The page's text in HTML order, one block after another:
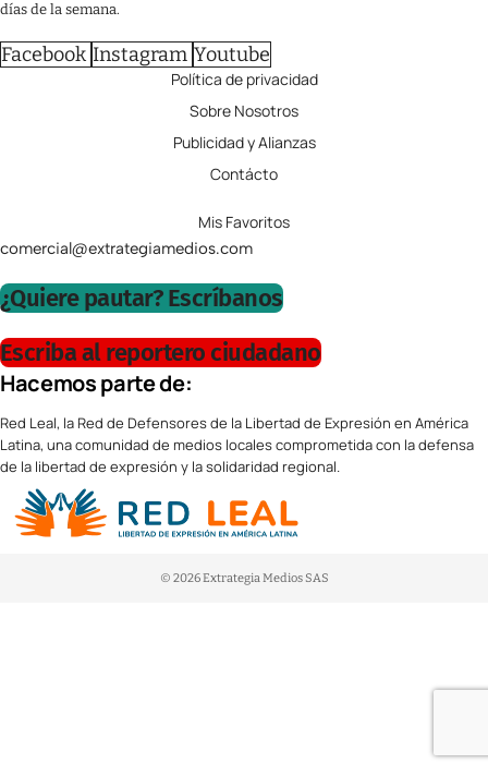
días de la semana.
Facebook Instagram Youtube
Política de privacidad
Sobre Nosotros
Publicidad y Alianzas
Contácto
Mis Favoritos
comercial@extrategiamedios.com
¿Quiere pautar? Escríbanos
Escriba al reportero ciudadano
Hacemos parte de:
Red Leal, la Red de Defensores de la Libertad de Expresión en América
Latina, una comunidad de medios locales comprometida con la defensa
de la libertad de expresión y la solidaridad regional.
© 2026 Extrategia Medios SAS